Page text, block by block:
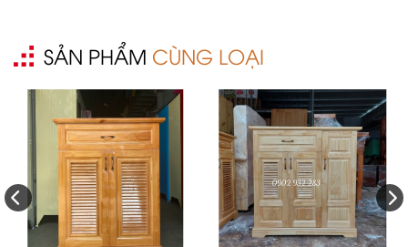
SẢN PHẨM CÙNG LOẠI